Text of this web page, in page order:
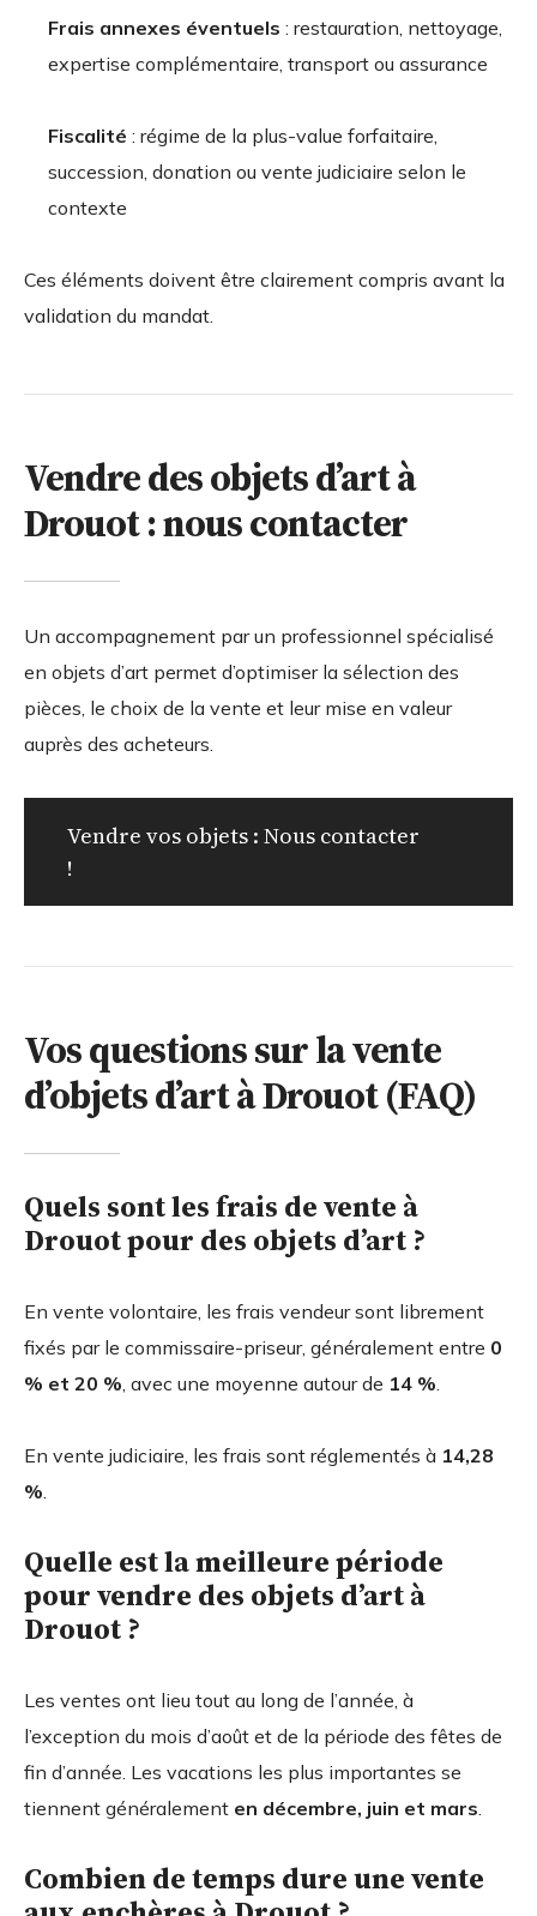
Frais annexes éventuels : restauration, nettoyage,
expertise complémentaire, transport ou assurance
Fiscalité : régime de la plus-value forfaitaire,
succession, donation ou vente judiciaire selon le
contexte
Ces éléments doivent être clairement compris avant la
validation du mandat.
Vendre des objets d’art à
Drouot : nous contacter
Un accompagnement par un professionnel spécialisé
en objets d’art permet d’optimiser la sélection des
pièces, le choix de la vente et leur mise en valeur
auprès des acheteurs.
Vendre vos objets : Nous contacter
!
Vos questions sur la vente
d’objets d’art à Drouot (FAQ)
Quels sont les frais de vente à
Drouot pour des objets d’art ?
En vente volontaire, les frais vendeur sont librement
fixés par le commissaire-priseur, généralement entre 0
% et 20 % , avec une moyenne autour de 14 %
En vente judiciaire, les frais sont réglementés à 14,28
%
Quelle est la meilleure période
pour vendre des objets d’art à
Drouot ?
Les ventes ont lieu tout au long de l’année, à
l’exception du mois d’août et de la période des fêtes de
fin d’année. Les vacations les plus importantes se
tiennent généralement en décembre, juin et mars
Combien de temps dure une vente